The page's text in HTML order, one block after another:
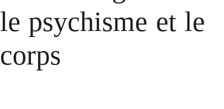
le psychisme et le
corps